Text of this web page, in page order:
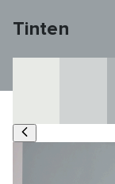
Tinten